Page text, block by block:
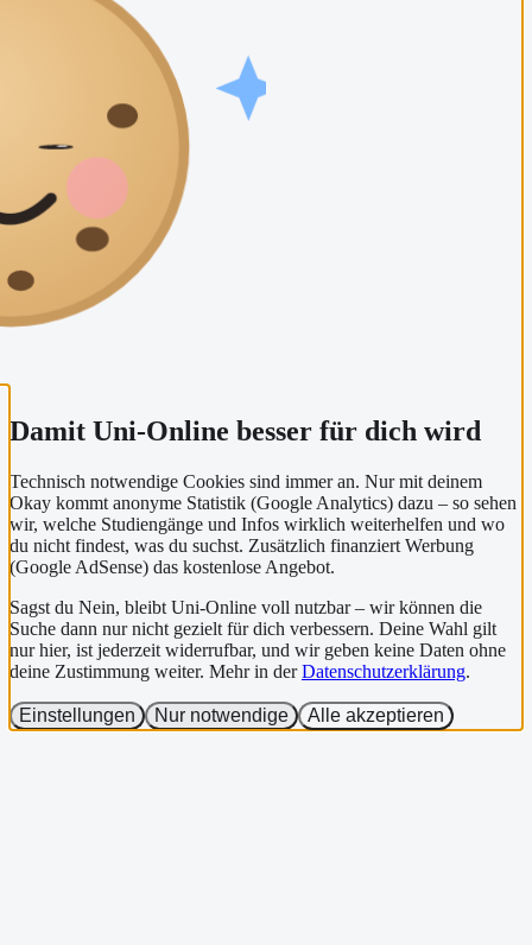
Damit Uni-Online besser für dich wird
Technisch notwendige Cookies sind immer an. Nur mit deinem
Okay kommt anonyme Statistik (Google Analytics) dazu – so sehen
wir, welche Studiengänge und Infos wirklich weiterhelfen und wo
du nicht findest, was du suchst. Zusätzlich finanziert Werbung
(Google AdSense) das kostenlose Angebot.
Sagst du Nein, bleibt Uni-Online voll nutzbar – wir können die
Suche dann nur nicht gezielt für dich verbessern. Deine Wahl gilt
nur hier, ist jederzeit widerrufbar, und wir geben keine Daten ohne
deine Zustimmung weiter. Mehr in der Datenschutzerklärung.
Einstellungen Nur notwendige Alle akzeptieren